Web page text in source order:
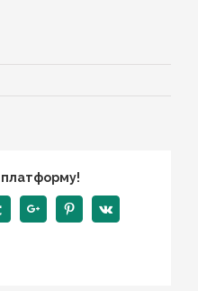
TumblrGoogle+ PinterestVk